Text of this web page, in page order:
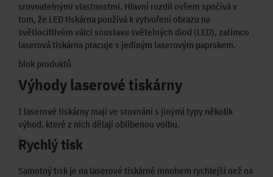
srovnatelnými vlastnostmi. Hlavní rozdíl ovšem spočívá v
tom, že LED tiskárna používá k vytvoření obrazu na
světlocitlivém válci soustavu světelných diod (LED), zatímco
laserová tiskárna pracuje s jediným laserovým paprskem.
blok produktů
Výhody laserové tiskárny
I laserové tiskárny mají ve srovnání s jinými typy několik
výhod, které z nich dělají oblíbenou volbu.
Rychlý tisk
Samotný tisk je na laserové tiskárně mnohem rychlejší než na